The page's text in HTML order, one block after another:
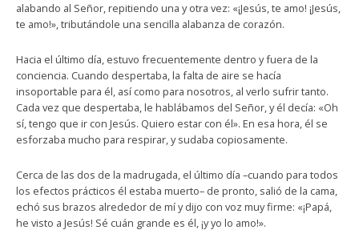
alabando al Señor, repitiendo una y otra vez: «¡Jesús, te amo! ¡Jesús,
te amo!», tributándole una sencilla alabanza de corazón.
Hacia el último día, estuvo frecuentemente dentro y fuera de la
conciencia. Cuando despertaba, la falta de aire se hacía
insoportable para él, así como para nosotros, al verlo sufrir tanto.
Cada vez que despertaba, le hablábamos del Señor, y él decía: «Oh
sí, tengo que ir con Jesús. Quiero estar con él». En esa hora, él se
esforzaba mucho para respirar, y sudaba copiosamente.
Cerca de las dos de la madrugada, el último día –cuando para todos
los efectos prácticos él estaba muerto– de pronto, salió de la cama,
echó sus brazos alrededor de mí y dijo con voz muy firme: «¡Papá,
he visto a Jesús! Sé cuán grande es él, ¡y yo lo amo!».